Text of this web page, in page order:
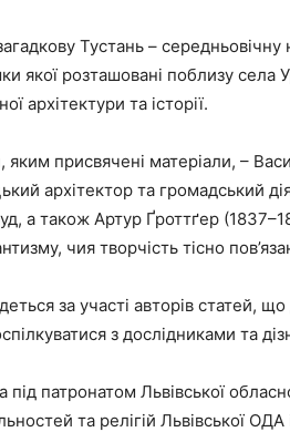
Тустань –
якої розташовані поблизу
архітектури та історії.
яким присвячені матеріали, –
архітектор та громадський
а також Артур Ґроттґер
чия творчість тісно
за участі авторів статей,
з дослідниками та
під патронатом Львівської
та релігій Львівської ОДА